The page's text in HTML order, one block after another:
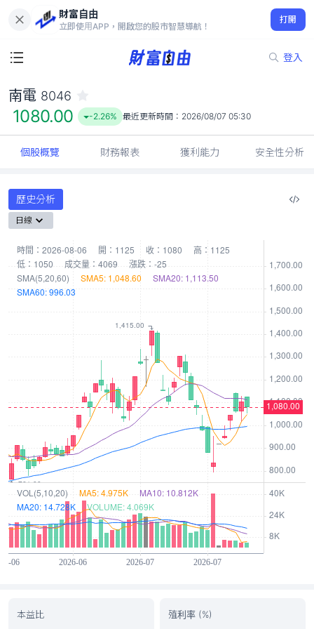
財富自由
立即使用APP，開啟您的股市智慧導航！
打開
登入
1080.00
-2.26%
南電 8046
1080.00 -2.26% 最近更新時間： 2026/08/07 05:30
個股概覽 財務報表 獲利能力 安全性分析
歷史分析
日線
本益比 殖利率 (%)